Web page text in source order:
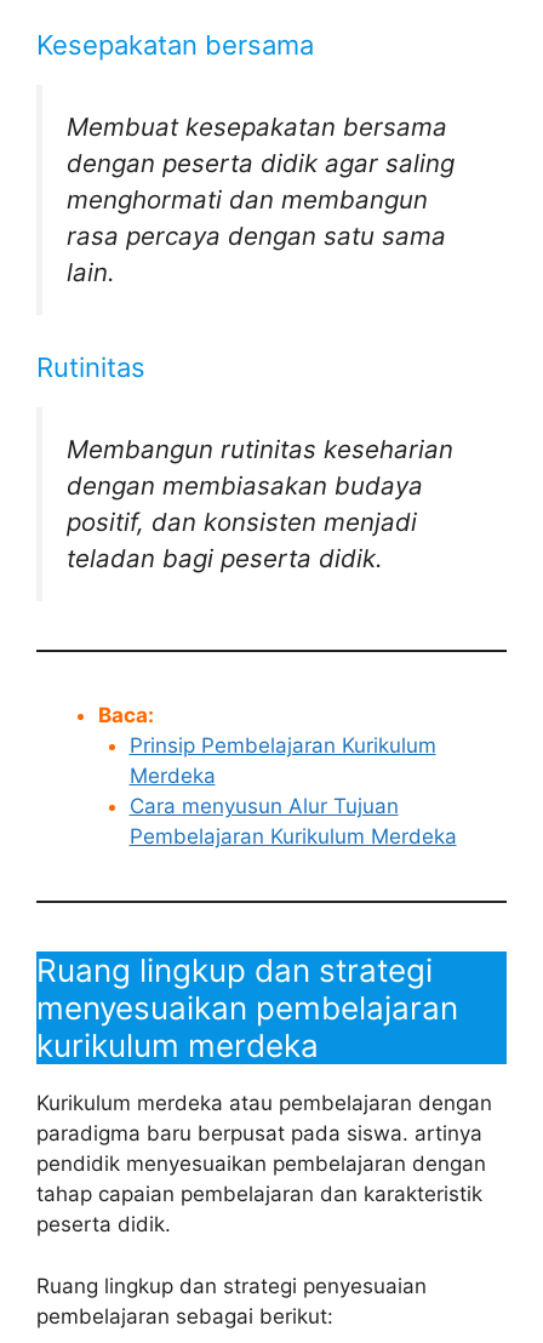
Kesepakatan bersama
Membuat kesepakatan bersama
dengan peserta didik agar saling
menghormati dan membangun
rasa percaya dengan satu sama
lain.
Rutinitas
Membangun rutinitas keseharian
dengan membiasakan budaya
positif, dan konsisten menjadi
teladan bagi peserta didik.
Baca:
Prinsip Pembelajaran Kurikulum
Merdeka
Cara menyusun Alur Tujuan
Pembelajaran Kurikulum Merdeka
Ruang lingkup dan strategi
menyesuaikan pembelajaran
kurikulum merdeka
Kurikulum merdeka atau pembelajaran dengan
paradigma baru berpusat pada siswa. artinya
pendidik menyesuaikan pembelajaran dengan
tahap capaian pembelajaran dan karakteristik
peserta didik.
Ruang lingkup dan strategi penyesuaian
pembelajaran sebagai berikut: